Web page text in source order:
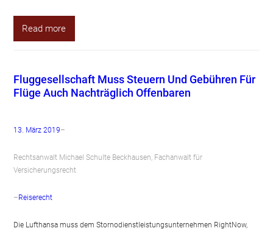
Read more
Fluggesellschaft Muss Steuern Und Gebühren Für
Flüge Auch Nachträglich Offenbaren
13. März 2019–
Rechtsanwalt Michael Schulte Beckhausen, Fachanwalt für
Versicherungsrecht
–Reiserecht
Die Lufthansa muss dem Stornodienstleistungsunternehmen RightNow,